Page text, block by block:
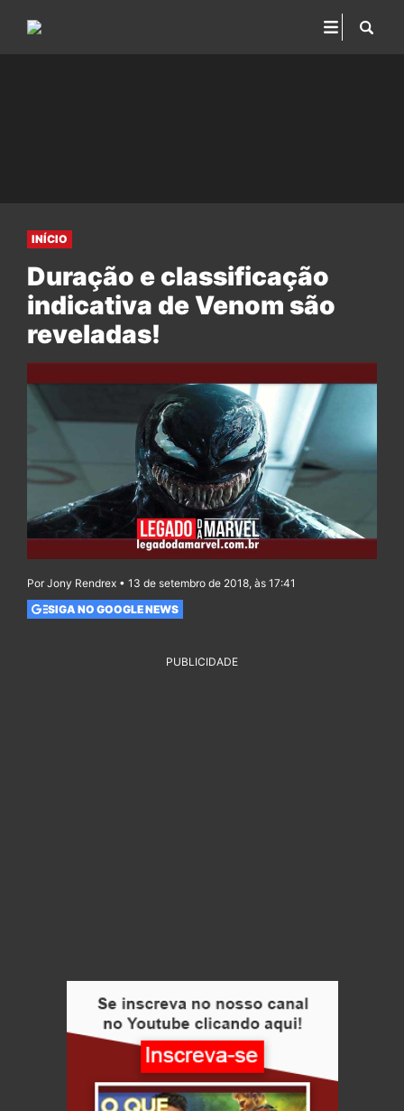
INÍCIO
Duração e classificação
indicativa de Venom são
reveladas!
Por Jony Rendrex • 13 de setembro de 2018, às 17:41
SIGA NO GOOGLE NEWS
PUBLICIDADE